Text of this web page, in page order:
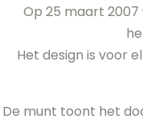
Op 25 maart
Het design is voor
De munt toont het